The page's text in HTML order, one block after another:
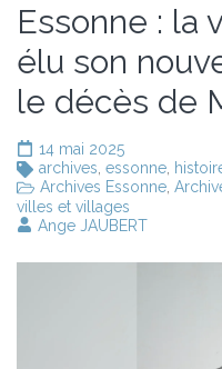
Essonne : la
élu son
le décès de
14 mai 2025
archives essonne
Archives Essonne
villes et villages
Ange JAUBERT